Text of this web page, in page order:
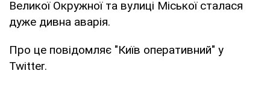
Великої Окружної та вулиці Міської сталася
дуже дивна аварія.
Про це повідомляє "Київ оперативний" у
Twitter.